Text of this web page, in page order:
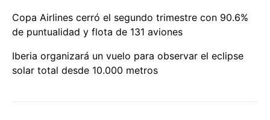
Copa Airlines cerró el segundo trimestre con 90.6%
de puntualidad y flota de 131 aviones
Iberia organizará un vuelo para observar el eclipse
solar total desde 10.000 metros